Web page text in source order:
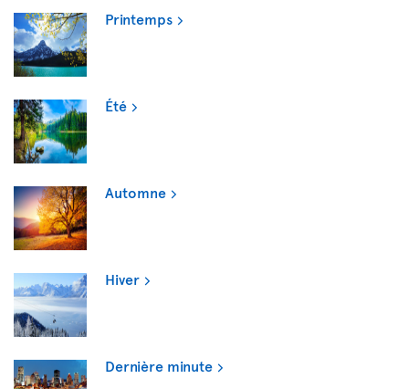
Printemps
Été
Automne
Hiver
Dernière minute